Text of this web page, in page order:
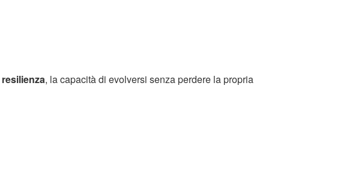
resilienza, la capacità di evolversi senza perdere la propria